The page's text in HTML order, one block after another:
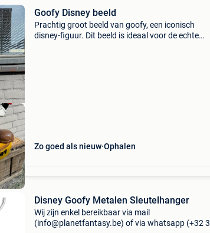
Goofy Disney beeld
Prachtig groot beeld van goofy, een iconisch
disney-figuur. Dit beeld is ideaal voor de echte
Zo goed als nieuw Ophalen
Disney Goofy Metalen Sleutelhanger
Wij zijn enkel bereikbaar via mail
(info@planetfantasy.be) of via whatsapp (+32 3